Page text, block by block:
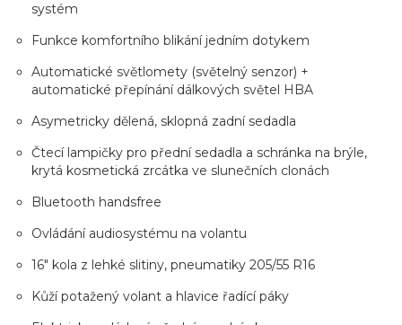
systém
Funkce komfortního blikání jedním dotykem
Automatické světlomety (světelný senzor) +
automatické přepínání dálkových světel HBA
Asymetricky dělená, sklopná zadní sedadla
Čtecí lampičky pro přední sedadla a schránka na brýle,
krytá kosmetická zrcátka ve slunečních clonách
Bluetooth handsfree
Ovládání audiosystému na volantu
16" kola z lehké slitiny, pneumatiky 205/55 R16
Kůží potažený volant a hlavice řadící páky